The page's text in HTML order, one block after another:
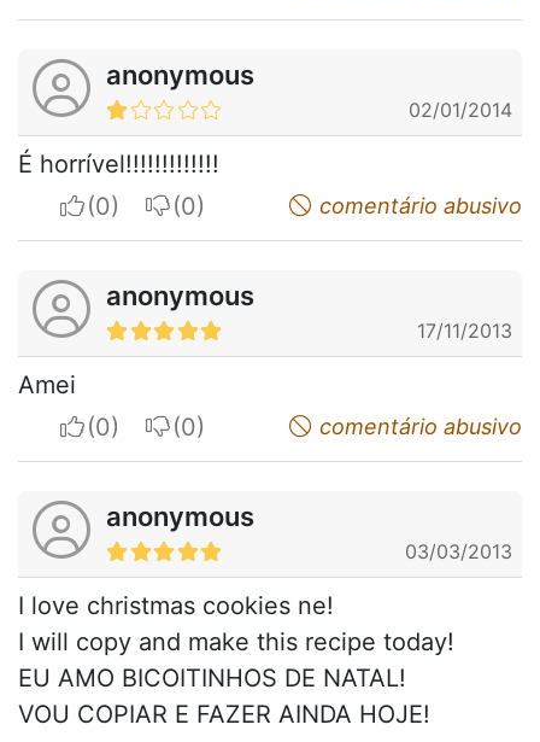
anonymous
02/01/2014
É horrível!!!!!!!!!!!!!
I apreciateI do not appreciatecomentário abusivo
anonymous
17/11/2013
Amei
I apreciateI do not appreciatecomentário abusivo
anonymous
03/03/2013
I love christmas cookies ne!
I will copy and make this recipe today!
EU AMO BICOITINHOS DE NATAL!
VOU COPIAR E FAZER AINDA HOJE!